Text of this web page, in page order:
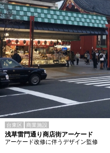
台東区 商業施設
浅草雷門通り商店街アーケード
アーケード改修に伴うデザイン監修